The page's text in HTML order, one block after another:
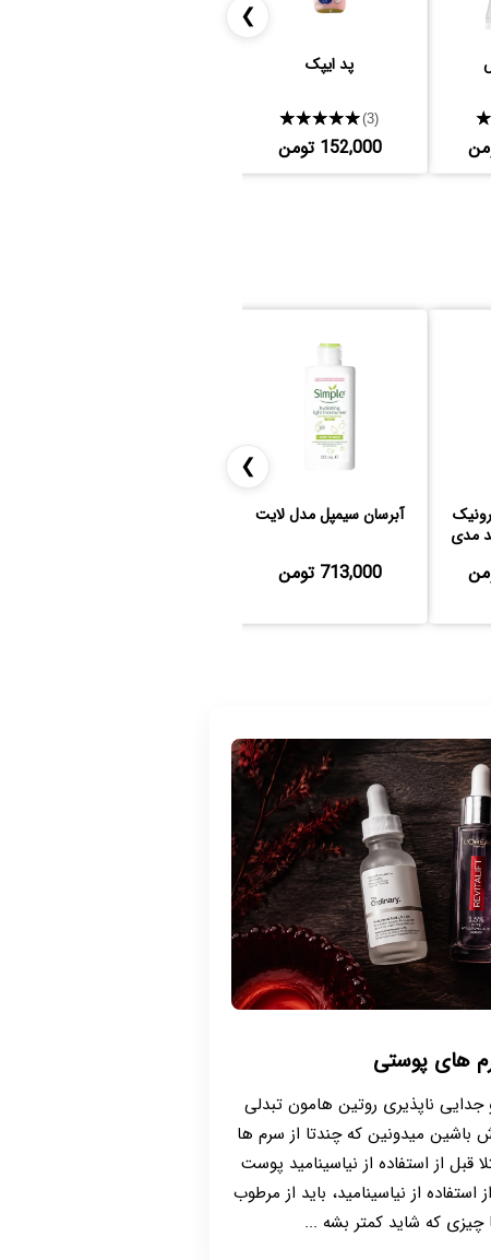
پد ایپک
★★★★★(3)
152,000 تومن
❯
مدی
آبرسان سیمپل مدل لایت
713,000 تومن
❯
های پوستی
ناپذیری روتین هامون تبدلی
میدونین که چندتا از سرم ها
از استفاده از نیاسینامید پوست
از نیاسینامید، باید از مرطوب
چیزی که شاید کمتر بشه ...